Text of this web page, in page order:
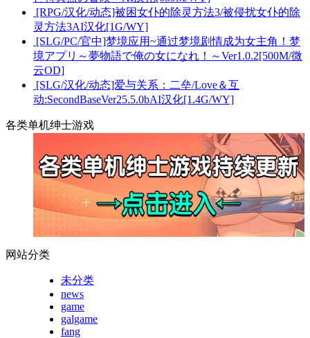
[RPG/汉化/动态]被困女仆的除灵方法3/被侵扰女仆的除
灵方法3AI汉化[1G/WY]
[SLG/PC/官中]梦境应用~通过梦境剧情成为女主角！梦
境アプリ～夢物語で俺の女になれ！～Ver1.0.2[500M/微
云OD]
[SLG/汉化/动态]爱与关系：二垒/Love＆互
动:SecondBaseVer25.5.0bAI汉化[1.4G/WY]
各类单机绅士游戏
网站分类
未分类
news
game
galgame
fang